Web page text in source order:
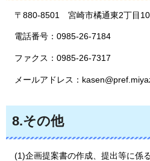
〒880-8501 宮崎市橘通東2丁目
電話番号：0985-26-7184
ファクス：0985-26-7317
メールアドレス：
8.その他
(1)企画提案書の作成、提出等に係